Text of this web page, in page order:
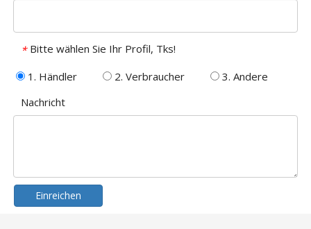
* Bitte wählen Sie Ihr Profil, Tks!
1. Händler
2. Verbraucher
3. Andere
Nachricht
Einreichen